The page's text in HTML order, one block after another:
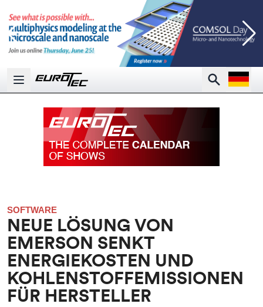
Open main menu
Search
Open
SOFTWARE
NEUE LÖSUNG VON
EMERSON SENKT
ENERGIEKOSTEN UND
KOHLENSTOFFEMISSIONEN
FÜR HERSTELLER